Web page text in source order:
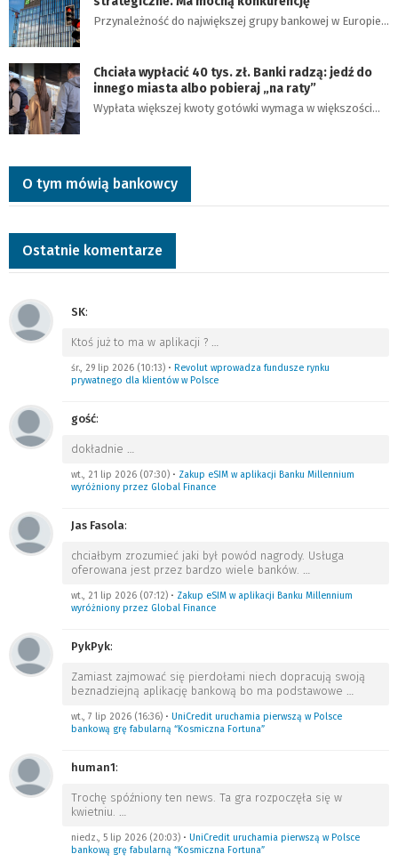
Przynależność do największej grupy bankowej w Europie…
Chciała wypłacić 40 tys. zł. Banki radzą: jedź do
innego miasta albo pobieraj „na raty”
Wypłata większej kwoty gotówki wymaga w większości…
O tym mówią bankowcy
Ostatnie komentarze
SK:
Ktoś już to ma w aplikacji ? …
śr., 29 lip 2026 (10:13) • Revolut wprowadza fundusze rynku
prywatnego dla klientów w Polsce
gość:
dokładnie …
wt., 21 lip 2026 (07:30) • Zakup eSIM w aplikacji Banku Millennium
wyróżniony przez Global Finance
Jas Fasola:
chciałbym zrozumieć jaki był powód nagrody. Usługa
oferowana jest przez bardzo wiele banków. …
wt., 21 lip 2026 (07:12) • Zakup eSIM w aplikacji Banku Millennium
wyróżniony przez Global Finance
PykPyk:
Zamiast zajmować się pierdołami niech dopracują swoją
beznadziejną aplikację bankową bo ma podstawowe …
wt., 7 lip 2026 (16:36) • UniCredit uruchamia pierwszą w Polsce
bankową grę fabularną “Kosmiczna Fortuna”
human1:
Trochę spóźniony ten news. Ta gra rozpoczęła się w
kwietniu. …
niedz., 5 lip 2026 (20:03) • UniCredit uruchamia pierwszą w Polsce
bankową grę fabularną “Kosmiczna Fortuna”